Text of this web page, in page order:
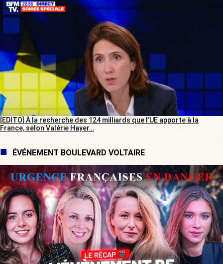
[EDITO] À la recherche des 124 milliards que l’UE apporte à la
France, selon Valérie Hayer…
ÉVÉNEMENT BOULEVARD VOLTAIRE